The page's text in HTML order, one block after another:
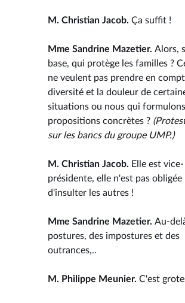
M. Christian Jacob. Ça suffit !
Mme Sandrine Mazetier. Alors,
base, qui protège les familles ?
ne veulent pas prendre en
diversité et la douleur de
situations ou nous qui
propositions concrètes ?
sur les bancs du groupe UMP.)
M. Christian Jacob. Elle est vice-
présidente, elle n'est pas obligée
d'insulter les autres !
Mme Sandrine Mazetier. Au-
postures, des impostures et des
outrances,..
M. Philippe Meunier. C'est